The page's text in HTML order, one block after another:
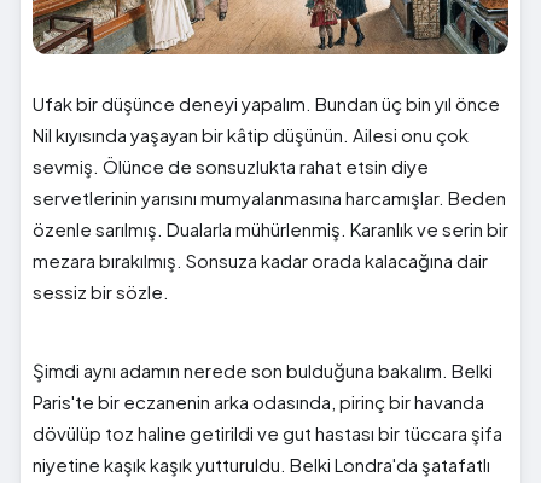
Ufak bir düşünce deneyi yapalım. Bundan üç bin yıl önce
Nil kıyısında yaşayan bir kâtip düşünün. Ailesi onu çok
sevmiş. Ölünce de sonsuzlukta rahat etsin diye
servetlerinin yarısını mumyalanmasına harcamışlar. Beden
özenle sarılmış. Dualarla mühürlenmiş. Karanlık ve serin bir
mezara bırakılmış. Sonsuza kadar orada kalacağına dair
sessiz bir sözle.
Şimdi aynı adamın nerede son bulduğuna bakalım. Belki
Paris'te bir eczanenin arka odasında, pirinç bir havanda
dövülüp toz haline getirildi ve gut hastası bir tüccara şifa
niyetine kaşık kaşık yutturuldu. Belki Londra'da şatafatlı